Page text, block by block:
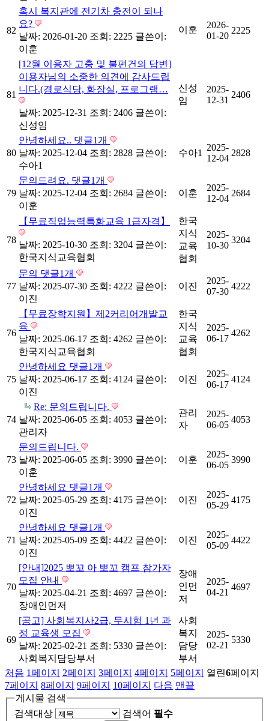
82
혹시 복지관에 전기차 충전이 되나
요?
날짜: 2026-01-20 조회: 2225 글쓴이:
이훈
이훈
2026-
01-20
2225
81
[12월 이용자 고충 및 불편건의 답변]
이용자님의 소중한 의견에 감사드립
니다.(경로식당, 화장실, 프로그램…
날짜: 2025-12-31 조회: 2406 글쓴이:
신성임
신성
임
2025-
12-31
2406
80
안녕하세요.. 댓글1개
날짜: 2025-12-04 조회: 2828 글쓴이:
수아1
수아1
2025-
12-04
2828
79
문의드려요. 댓글1개
날짜: 2025-12-04 조회: 2684 글쓴이:
이훈
이훈
2025-
12-04
2684
78
【무료직업능력특화교육 1급자격】
날짜: 2025-10-30 조회: 3204 글쓴이:
한국지식교육협회
한국
지식
교육
협회
2025-
10-30
3204
77
문의 댓글1개
날짜: 2025-07-30 조회: 4222 글쓴이:
이진
이진
2025-
07-30
4222
76
【무료장학지원】제2커리어개발교
육
날짜: 2025-06-17 조회: 4262 글쓴이:
한국지식교육협회
한국
지식
교육
협회
2025-
06-17
4262
75
안녕하세요 댓글1개
날짜: 2025-06-17 조회: 4124 글쓴이:
이진
이진
2025-
06-17
4124
74
Re: 문의드립니다.
날짜: 2025-06-05 조회: 4053 글쓴이:
관리자
관리
자
2025-
06-05
4053
73
문의드립니다.
날짜: 2025-06-05 조회: 3990 글쓴이:
이훈
이훈
2025-
06-05
3990
72
안녕하세요 댓글1개
날짜: 2025-05-29 조회: 4175 글쓴이:
이진
이진
2025-
05-29
4175
71
안녕하세요 댓글1개
날짜: 2025-05-09 조회: 4422 글쓴이:
이진
이진
2025-
05-09
4422
70
[안내]2025 뽀꼬 아 뽀꼬 캠프 참가자
모집 안내
날짜: 2025-04-21 조회: 4697 글쓴이:
장애인먼저
장애
인먼
저
2025-
04-21
4697
69
[공고] 사회복지사2급, 무시험 1년 과
정 교육생 모집
날짜: 2025-02-21 조회: 5330 글쓴이:
사회복지담당부서
사회
복지
담당
부서
2025-
02-21
5330
처음 1페이지 2페이지 3페이지 4페이지 5페이지 열린6페이지
7페이지 8페이지 9페이지 10페이지 다음 맨끝
게시물 검색
검색대상
검색어 필수